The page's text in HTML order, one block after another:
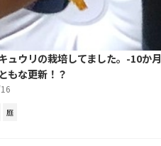
ュウリの栽培してました。-10か月
もな更新！？
庭